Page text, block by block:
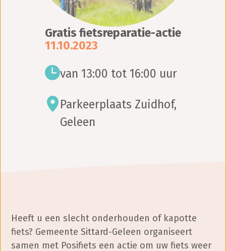
Gratis fietsreparatie-actie
11.10.2023
van 13:00 tot 16:00 uur
Parkeerplaats Zuidhof,
Geleen
Heeft u een slecht onderhouden of kapotte
fiets? Gemeente Sittard-Geleen organiseert
samen met Posifiets een actie om uw fiets weer